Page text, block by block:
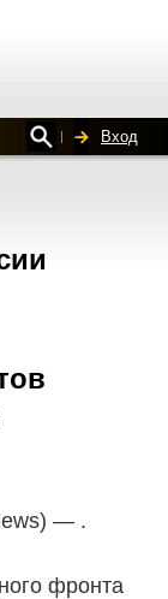
Вход
— .
фронта